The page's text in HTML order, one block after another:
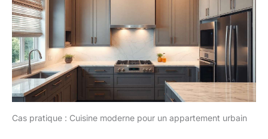
Cas pratique : Cuisine moderne pour un appartement urbain